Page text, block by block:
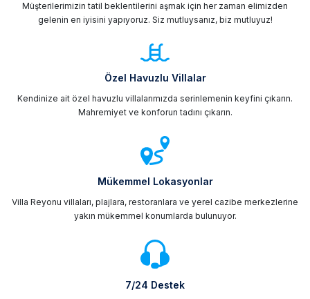
Müşterilerimizin tatil beklentilerini aşmak için her zaman elimizden
gelenin en iyisini yapıyoruz. Siz mutluysanız, biz mutluyuz!
Özel Havuzlu Villalar
Kendinize ait özel havuzlu villalarımızda serinlemenin keyfini çıkarın.
Mahremiyet ve konforun tadını çıkarın.
Mükemmel Lokasyonlar
Villa Reyonu villaları, plajlara, restoranlara ve yerel cazibe merkezlerine
yakın mükemmel konumlarda bulunuyor.
7/24 Destek